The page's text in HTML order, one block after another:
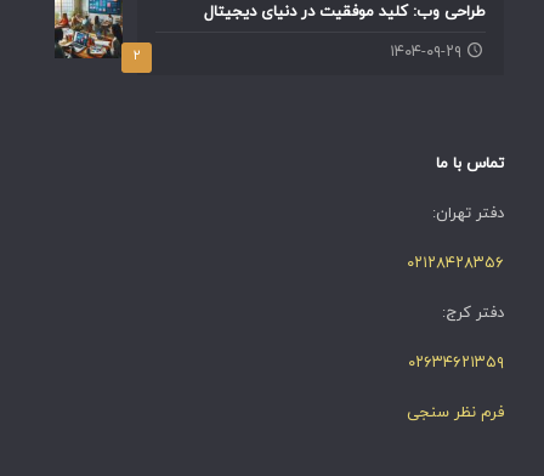
۲
طراحی وب: کلید موفقیت در دنیای دیجیتال
۱۴۰۴-۰۹-۲۹
تماس با ما
دفتر تهران:
۰۲۱۲۸۴۲۸۳۵۶
دفتر کرج:
۰۲۶۳۴۶۲۱۳۵۹
فرم نظر سنجی